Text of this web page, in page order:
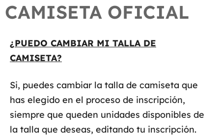
CAMISETA OFICIAL
¿PUEDO CAMBIAR MI TALLA DE
CAMISETA?
Si, puedes cambiar la talla de camiseta que
has elegido en el proceso de inscripción,
siempre que queden unidades disponibles de
la talla que deseas, editando tu inscripción.